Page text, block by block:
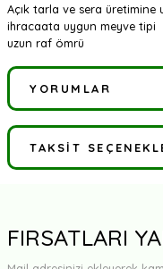
Açık tarla ve sera üretimine
ihracaata uygun meyve tipi
uzun raf ömrü
YORUMLAR
Bu
TAKSIT
FIRSATLARI